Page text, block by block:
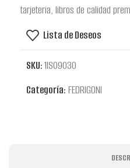
tarjeteria, libros de calidad
Lista de Deseos
SKU:1IS09030
Categoría: FEDRIGONI